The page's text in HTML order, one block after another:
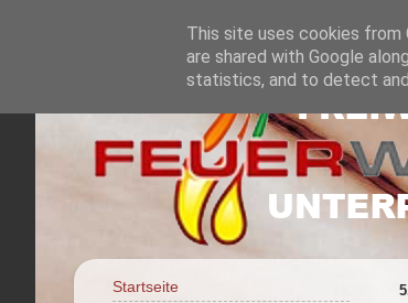
Startseite
This site uses cookies from
are shared with Google
statistics, and to detect